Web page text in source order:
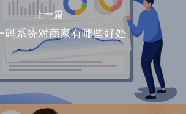
上一篇
码系统对商家有哪些好处